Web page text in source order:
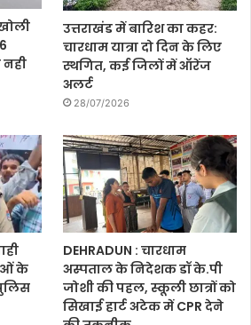
नही
उत्तराखंड में बारिश का कहर:
चारधाम यात्रा दो दिन के लिए
स्थगित, कई जिलों में ऑरेंज
अलर्ट
28/07/2026
के
DEHRADUN : चारधाम
अस्पताल के निदेशक डॉ के.पी
जोशी की पहल, स्कूली छात्रों को
सिखाई हार्ट अटेक में CPR देने